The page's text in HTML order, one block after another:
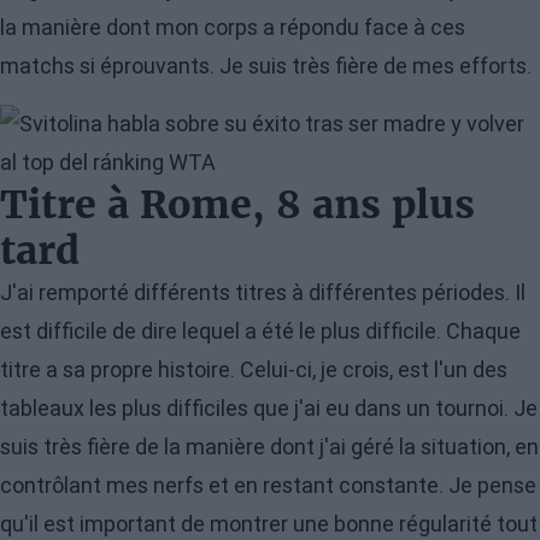
la manière dont mon corps a répondu face à ces
matchs si éprouvants. Je suis très fière de mes efforts.
Image
Titre à Rome, 8 ans plus
tard
J'ai remporté différents titres à différentes périodes. Il
est difficile de dire lequel a été le plus difficile. Chaque
titre a sa propre histoire. Celui-ci, je crois, est l'un des
tableaux les plus difficiles que j'ai eu dans un tournoi. Je
suis très fière de la manière dont j'ai géré la situation, en
contrôlant mes nerfs et en restant constante. Je pense
qu'il est important de montrer une bonne régularité tout